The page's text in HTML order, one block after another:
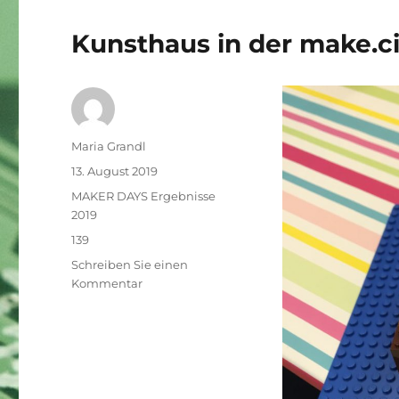
Kunsthaus in der
Autor
Maria Grandl
Veröffentlicht
13. August 2019
Kategorien
MAKER DAYS Ergebnisse
2019
Schlagwörter
139
Schreiben Sie einen
Kommentarzu